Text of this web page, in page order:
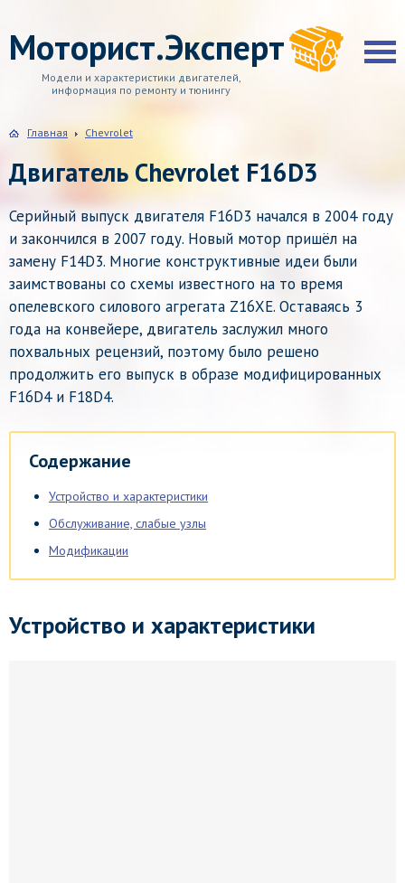
Моторист.Эксперт
Модели и характеристики двигателей,
информация по ремонту и тюнингу
Главная Chevrolet
Двигатель Chevrolet F16D3
Серийный выпуск двигателя F16D3 начался в 2004 году
и закончился в 2007 году. Новый мотор пришёл на
замену F14D3. Многие конструктивные идеи были
заимствованы со схемы известного на то время
опелевского силового агрегата Z16XE. Оставаясь 3
года на конвейере, двигатель заслужил много
похвальных рецензий, поэтому было решено
продолжить его выпуск в образе модифицированных
F16D4 и F18D4.
Содержание
Устройство и характеристики
Обслуживание, слабые узлы
Модификации
Устройство и характеристики